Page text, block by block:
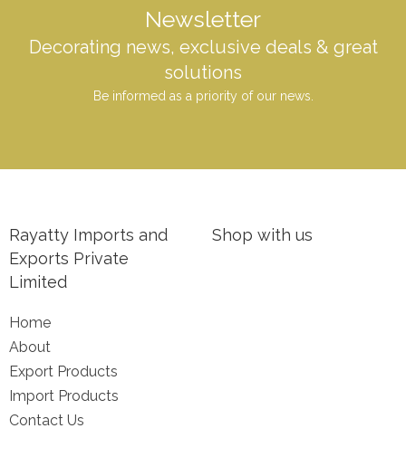
Newsletter
Decorating news, exclusive deals & great
solutions
Be informed as a priority of our news.
Rayatty Imports and
Exports Private
Limited
Home
About
Export Products
Import Products
Contact Us
Shop with us